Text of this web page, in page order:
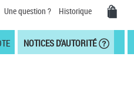
Une question ? Historique
NOTICES D'AUTORITÉ